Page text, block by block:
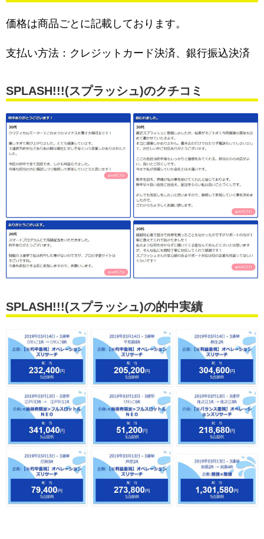
価格は商品ごとに記載しております。
支払い方法：クレジットカード決済、銀行振込決済
SPLASH!!!(スプラッシュ)のクチコミ
SPLASH!!!(スプラッシュ)の的中実績